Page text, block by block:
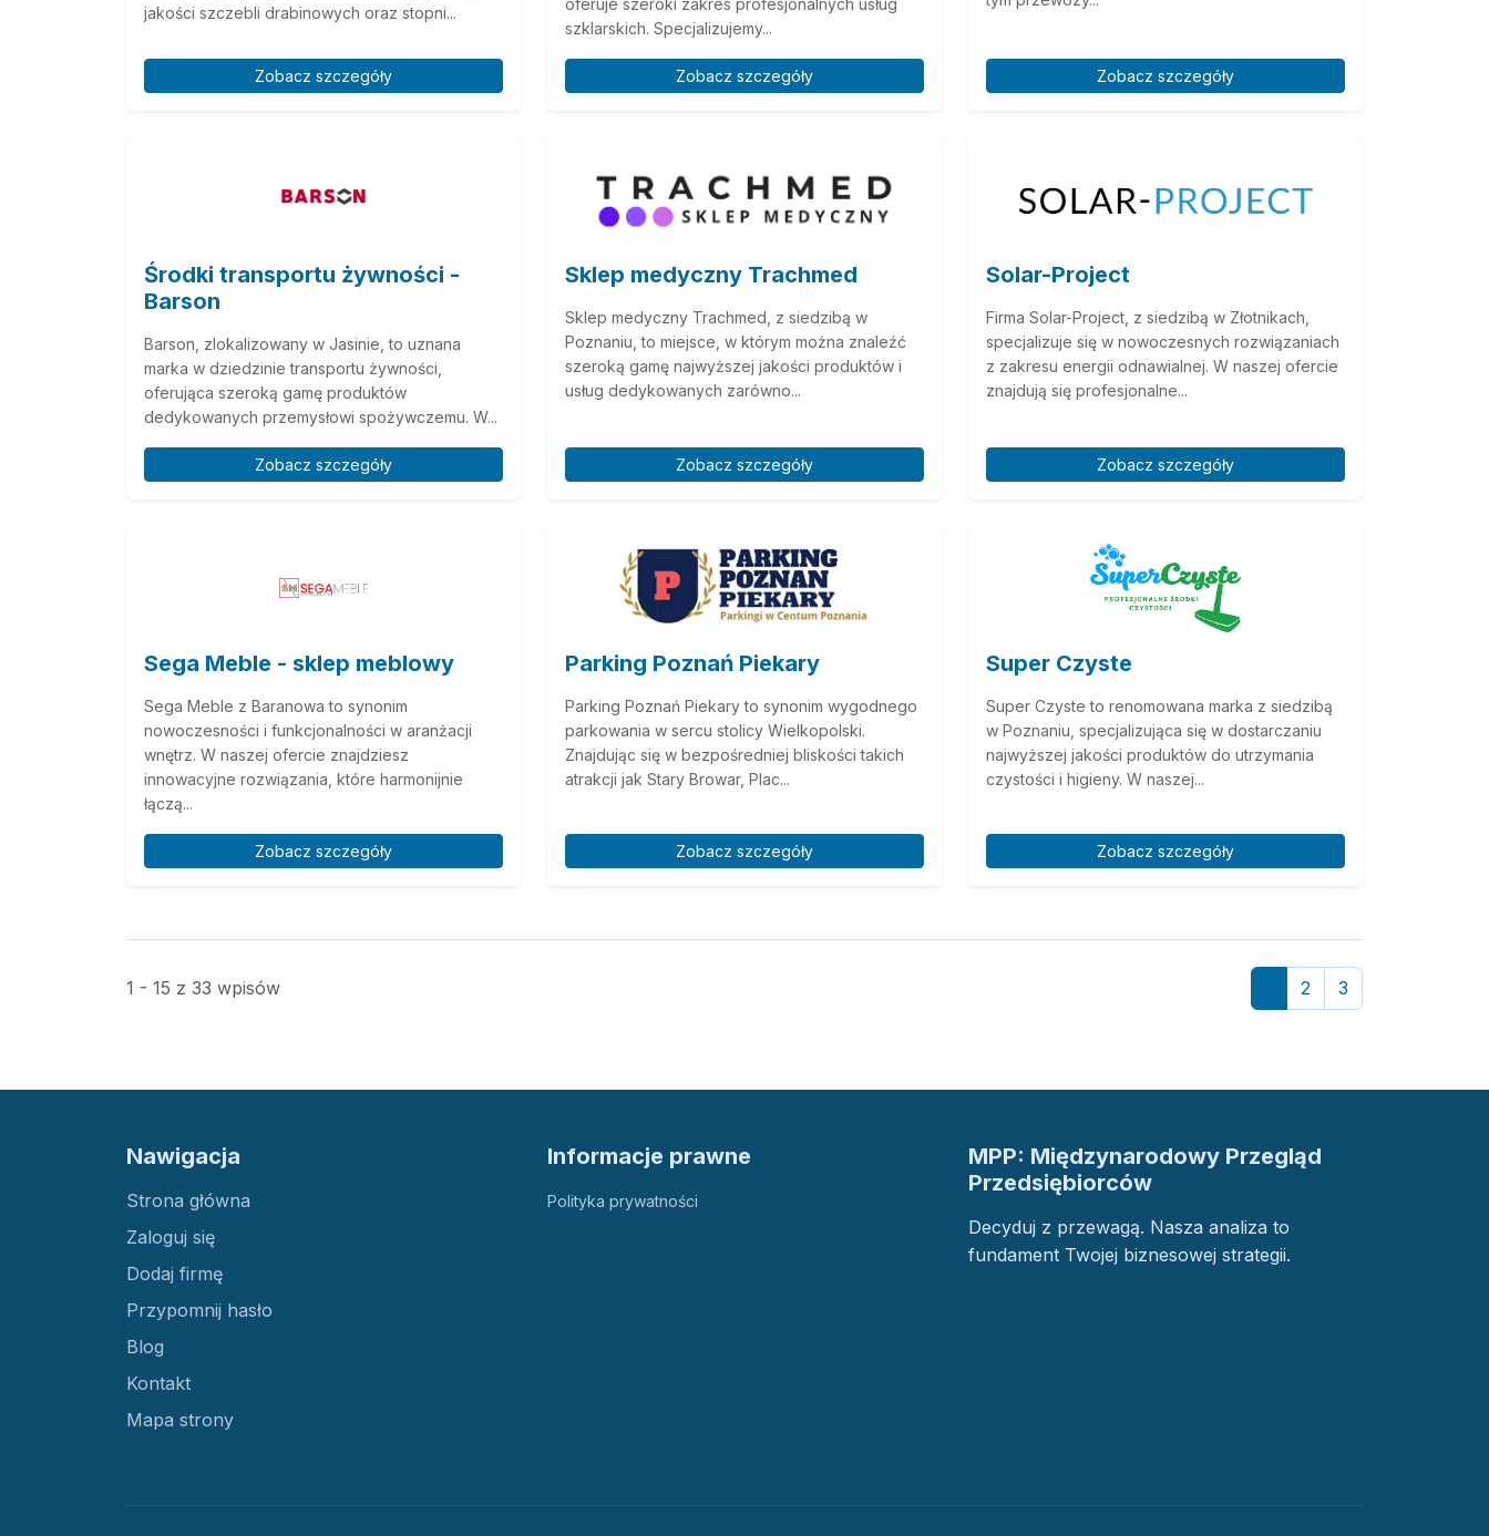
jakości szczebli drabinowych oraz stopni...
Zobacz szczegóły
szklarskich. Specjalizujemy...
Zobacz szczegóły Zobacz szczegóły
Środki transportu żywności -
Barson
Barson, zlokalizowany w Jasinie, to uznana
marka w dziedzinie transportu żywności,
oferująca szeroką gamę produktów
dedykowanych przemysłowi spożywczemu. W...
Zobacz szczegóły
Sklep medyczny Trachmed
Sklep medyczny Trachmed, z siedzibą w
Poznaniu, to miejsce, w którym można znaleźć
szeroką gamę najwyższej jakości produktów i
usług dedykowanych zarówno...
Zobacz szczegóły
Solar-Project
Firma Solar-Project, z siedzibą w Złotnikach,
specjalizuje się w nowoczesnych rozwiązaniach
z zakresu energii odnawialnej. W naszej ofercie
znajdują się profesjonalne...
Zobacz szczegóły
Sega Meble - sklep meblowy
Sega Meble z Baranowa to synonim
nowoczesności i funkcjonalności w aranżacji
wnętrz. W naszej ofercie znajdziesz
innowacyjne rozwiązania, które harmonijnie
łączą...
Zobacz szczegóły
Parking Poznań Piekary
Parking Poznań Piekary to synonim wygodnego
parkowania w sercu stolicy Wielkopolski.
Znajdując się w bezpośredniej bliskości takich
atrakcji jak Stary Browar, Plac...
Zobacz szczegóły
Super Czyste
Super Czyste to renomowana marka z siedzibą
w Poznaniu, specjalizująca się w dostarczaniu
najwyższej jakości produktów do utrzymania
czystości i higieny. W naszej...
Zobacz szczegóły
1 - 15 z 33 wpisów 2 3
Nawigacja
Strona główna
Zaloguj się
Dodaj firmę
Przypomnij hasło
Blog
Kontakt
Mapa strony
Informacje prawne
Polityka prywatności
MPP: Międzynarodowy Przegląd
Przedsiębiorców
Decyduj z przewagą. Nasza analiza to
fundament Twojej biznesowej strategii.